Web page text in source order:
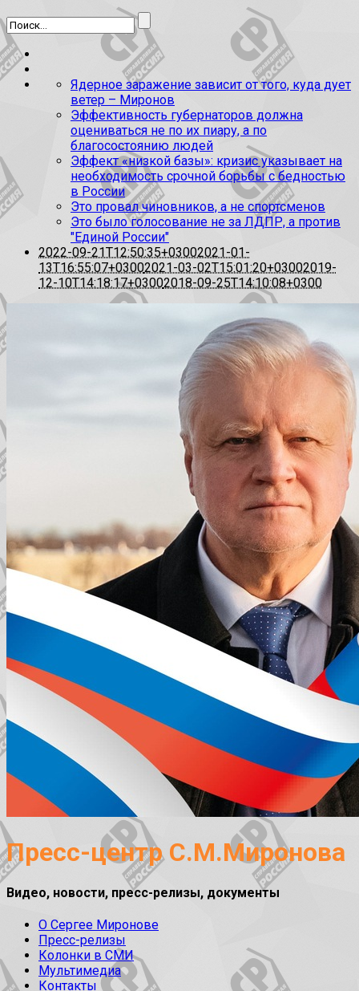
Ядерное заражение зависит от того, куда дует
ветер – Миронов
Эффективность губернаторов должна
оцениваться не по их пиару, а по
благосостоянию людей
Эффект «низкой базы»: кризис указывает на
необходимость срочной борьбы с бедностью
в России
Это провал чиновников, а не спортсменов
Это было голосование не за ЛДПР, а против
"Единой России"
2022-09-21T12:50:35+03002021-01-
13T16:55:07+03002021-03-02T15:01:20+03002019-
12-10T14:18:17+03002018-09-25T14:10:08+0300
Пресс-центр С.М.Миронова
Видео, новости, пресс-релизы, документы
О Сергее Миронове
Пресс-релизы
Колонки в СМИ
Мультимедиа
Контакты